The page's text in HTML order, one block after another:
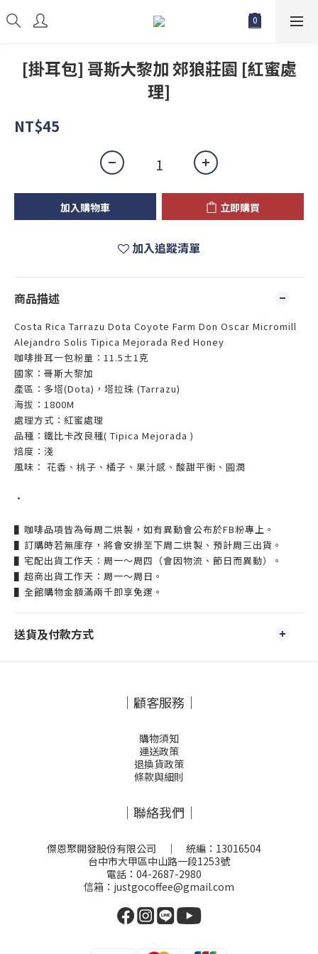
[掛耳包] 哥斯大黎加 郊狼莊園 [紅蜜處
理]
NT$45
加入購物車 立即購買
加入追蹤清單
商品描述
Costa Rica Tarrazu Dota Coyote Farm Don Oscar Micromill
Alejandro Solis Tipica Mejorada Red Honey
咖啡掛耳一包粉量：11.5±1克
國家：哥斯大黎加
產區：多塔(Dota)，塔拉珠 (Tarrazu)
海拔：1800M
處理方式：紅蜜處理
品種：鐵比卡改良種( Tipica Mejorada )
焙度：淺
風味： 花香、桃子、橘子、果汁感、酸甜平衡、圓潤
‧
▌咖啡品項皆為每周二烘製，如有異動會公布於FB粉專上。
▌訂購時若無庫存，將會安排至下周二烘製、預計周三出貨。
▌宅配出貨工作天：周一～周四（會因物流、節日而異動）。
▌超商出貨工作天：周一～周日。
▌全館購物金額滿兩千即享免運。
送貨及付款方式
｜顧客服務｜
購物須知
運送政策
退換貨政策
條款與細則
｜聯絡我們｜
傑恩聚開發股份有限公司 ｜ 統編：13016504
台中市大甲區中山路一段1253號
電話：04-2687-2980
信箱：justgocoffee@gmail.com